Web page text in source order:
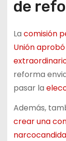
de
La comisión
Unión
reforma
pasar la
Además,
crear una